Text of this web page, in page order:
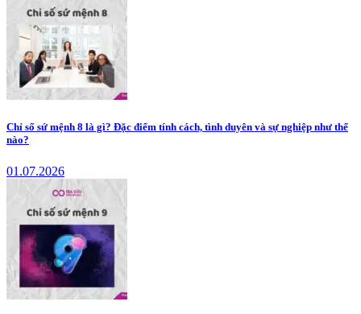
Chỉ số sứ mệnh 8 là gì? Đặc điểm tính cách, tình duyên và sự nghiệp như thế
nào?
01.07.2026